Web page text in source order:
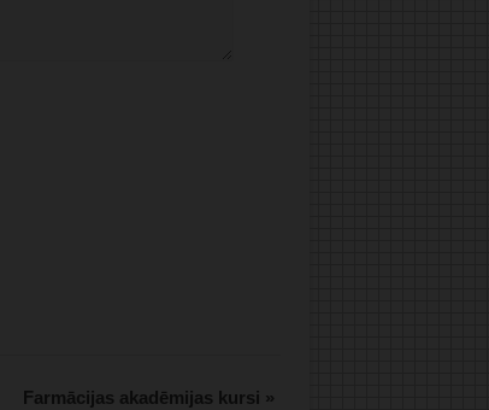
Farmācijas akadēmijas kursi »